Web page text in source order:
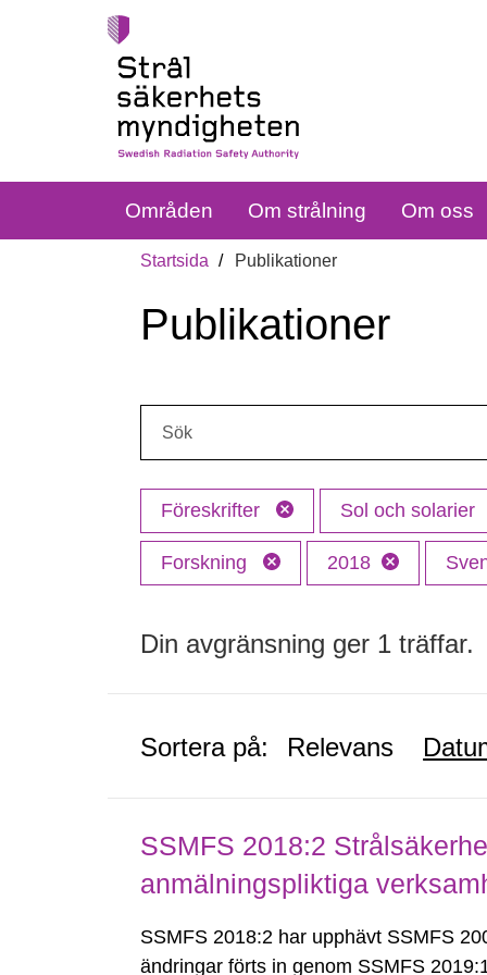
Områden Om strålning Om oss
Startsida Publikationer
Publikationer
Föreskrifter Sol och solarier
Forskning 2018
Din avgränsning ger 1 träffar.
Sortera på: Relevans
SSMFS 2018:2
anmälningspliktiga
SSMFS 2018:2 har upphävt SSMFS
ändringar förts in genom SSMFS